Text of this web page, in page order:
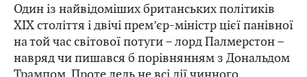
Один із найвідоміших британських політиків
ХІХ століття і двічі прем’єр-міністр цієї панівної
на той час світової потуги – лорд Палмерстон –
навряд чи пишався б порівнянням з Дональдом